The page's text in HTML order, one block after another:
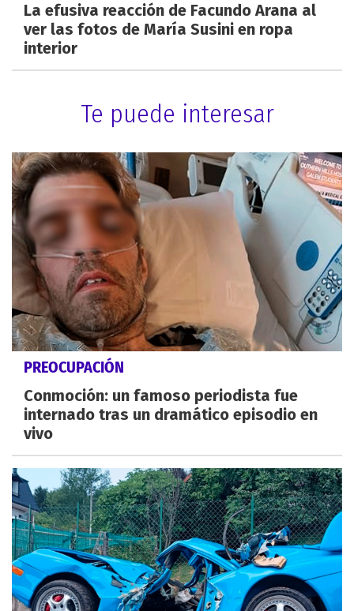
La efusiva reacción de Facundo Arana al
ver las fotos de María Susini en ropa
interior
Te puede interesar
PREOCUPACIÓN
Conmoción: un famoso periodista fue
internado tras un dramático episodio en
vivo